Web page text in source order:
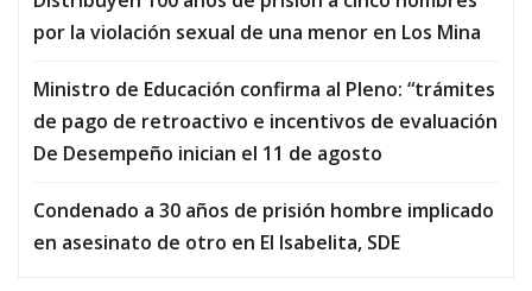
por la violación sexual de una menor en Los Mina
Ministro de Educación confirma al Pleno: “trámites
de pago de retroactivo e incentivos de evaluación
De Desempeño inician el 11 de agosto
Condenado a 30 años de prisión hombre implicado
en asesinato de otro en El Isabelita, SDE